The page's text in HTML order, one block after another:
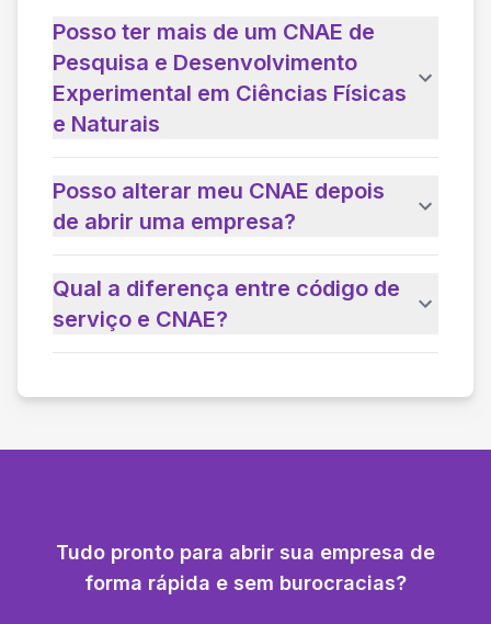
Posso ter mais de um CNAE de
Pesquisa e Desenvolvimento
Experimental em Ciências Físicas
e Naturais
Posso alterar meu CNAE depois
de abrir uma empresa?
Qual a diferença entre código de
serviço e CNAE?
Tudo pronto para abrir sua empresa de
forma rápida e sem burocracias?